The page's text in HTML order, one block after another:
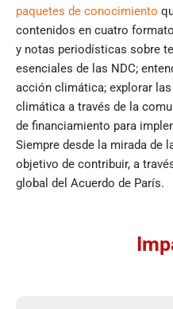
paquetes de conocimiento
contenidos en cuatro
y notas periodísticas sobre
esenciales de las NDC;
acción climática; explorar
climática a través de la
de financiamiento para
Siempre desde la mirada de
objetivo de contribuir, a
global del Acuerdo de París.